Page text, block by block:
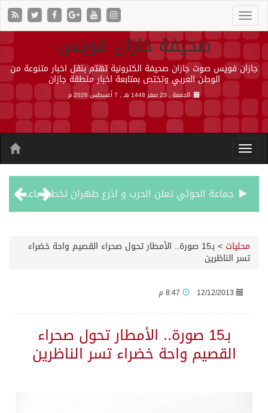
صحيفة جازان فويس
جازان فويس صوت جازان صحيفة الكترونية تهتم بنقل اخبار متنوعة من
الوطن العربي وتختص بمتابعة اخبار منطقة جازان
الجمعة , 23 صفر 1448 هـ , 7 أغسطس 2026 م
قمة سعودية – تركية – باكستانية في جدة
محليات > بـ15 صورة.. الأمطار تحول صحراء القصيم واحة خضراء
تسر الناظرين
12/12/2013
بـ15 صورة.. الأمطار تحول صحراء
القصيم واحة خضراء تسر الناظرين